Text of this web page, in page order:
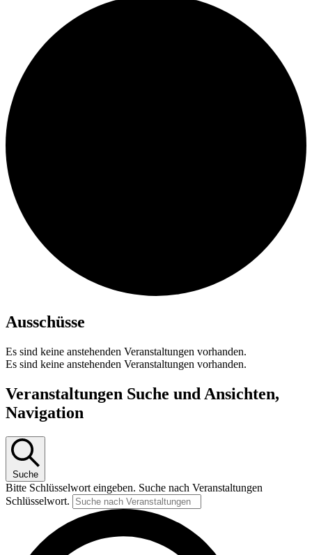
Ausschüsse
Es sind keine anstehenden Veranstaltungen vorhanden.
Es sind keine anstehenden Veranstaltungen vorhanden.
Veranstaltungen Suche und Ansichten,
Navigation
Suche
Bitte Schlüsselwort eingeben. Suche nach Veranstaltungen
Schlüsselwort.